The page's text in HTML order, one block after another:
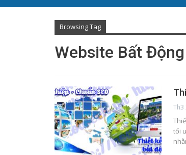
Browsing Tag
Website Bất Động
Th3
tối